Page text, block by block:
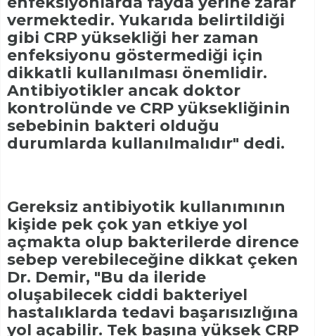
vermektedir. Yukarıda belirtildiği
gibi CRP yüksekliği her zaman
enfeksiyonu göstermediği için
dikkatli kullanılması önemlidir.
Antibiyotikler ancak doktor
kontrolünde ve CRP yüksekliğinin
sebebinin bakteri olduğu
durumlarda kullanılmalıdır" dedi.
Gereksiz antibiyotik kullanımının
kişide pek çok yan etkiye yol
açmakta olup bakterilerde dirence
sebep verebileceğine dikkat çeken
Dr. Demir, "Bu da ileride
oluşabilecek ciddi bakteriyel
hastalıklarda tedavi başarısızlığına
yol açabilir. Tek başına yüksek CRP